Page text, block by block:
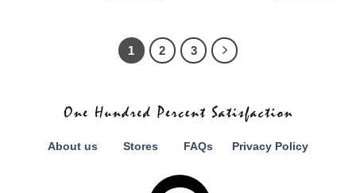
1 2 3
About us Stores FAQs Privacy Policy